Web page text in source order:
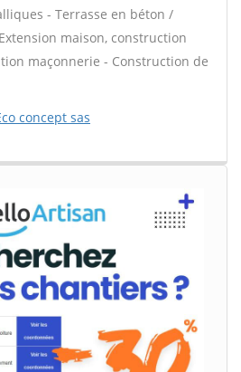
- Terrasse en béton /
maison, construction
maçonnerie - Construction de
concept sas